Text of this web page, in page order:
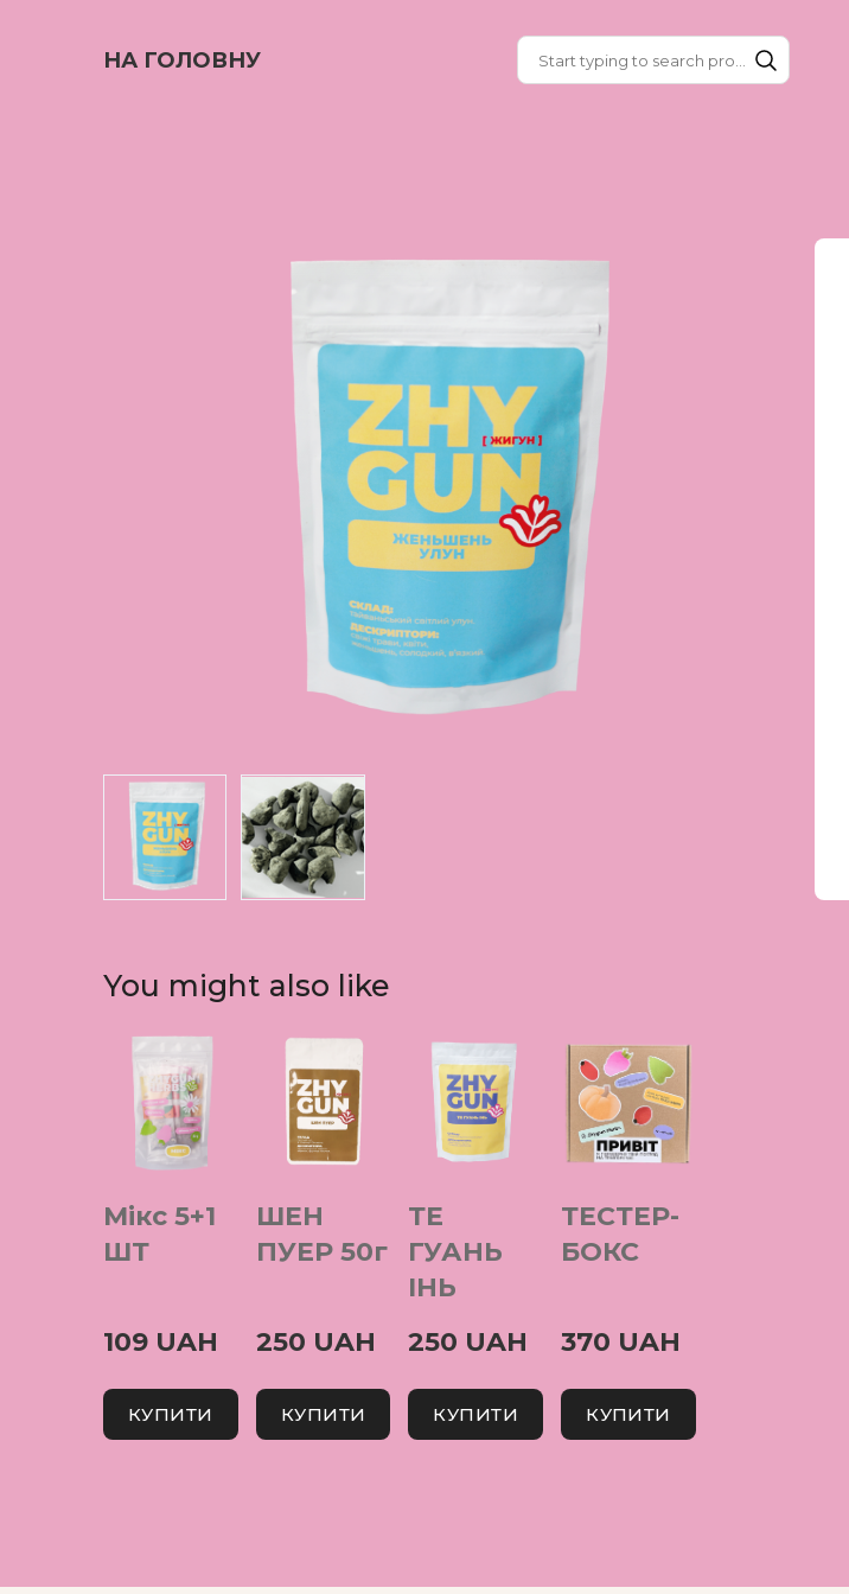
НА ГОЛОВНУ
You might also like
Мікс 5+1
ШТ
109 UAH
КУПИТИ
ШЕН
ПУЕР 50г
250 UAH
КУПИТИ
ТЕ
ГУАНЬ
ІНЬ
250 UAH
КУПИТИ
ТЕСТЕР-
БОКС
370 UAH
КУПИТИ